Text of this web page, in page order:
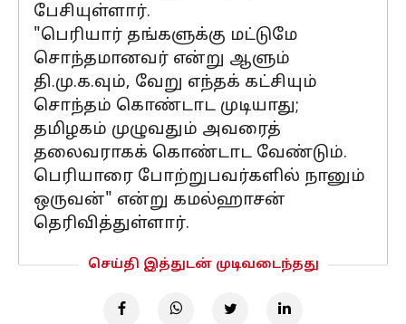
பேசியுள்ளார்.
"பெரியார் தங்களுக்கு மட்டுமே
சொந்தமானவர் என்று ஆளும்
தி.மு.க.வும், வேறு எந்தக் கட்சியும்
சொந்தம் கொண்டாட முடியாது;
தமிழகம் முழுவதும் அவரைத்
தலைவராகக் கொண்டாட வேண்டும்.
பெரியாரை போற்றுபவர்களில் நானும்
ஒருவன்" என்று கமல்ஹாசன்
தெரிவித்துள்ளார்.
செய்தி இத்துடன் முடிவடைந்தது